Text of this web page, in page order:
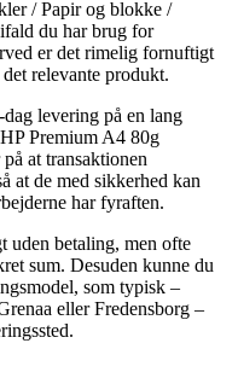
/ Papir og blokke /
du har brug for
er det rimelig fornuftigt
relevante produkt.
levering på en lang
Premium A4 80g
at transaktionen
at de med sikkerhed kan
har fyraften.
uden betaling, men ofte
sum. Desuden kunne du
som typisk –
eller Fredensborg –